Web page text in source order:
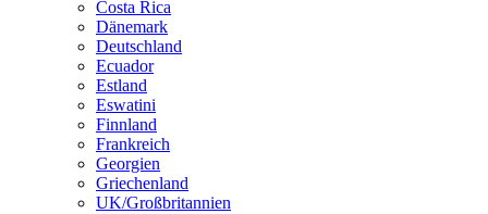
Costa Rica
Dänemark
Deutschland
Ecuador
Estland
Eswatini
Finnland
Frankreich
Georgien
Griechenland
UK/Großbritannien